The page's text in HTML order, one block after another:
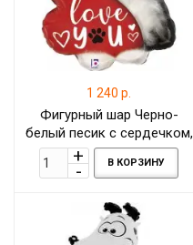
1 240 р.
Фигурный шар Черно-
белый песик с сердечком,
Люблю тебя (love you)
В КОРЗИНУ